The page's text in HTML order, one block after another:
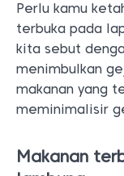
Perlu kamu
terbuka pada
kita sebut
menimbulkan
makanan yang
meminimalisir
Makanan